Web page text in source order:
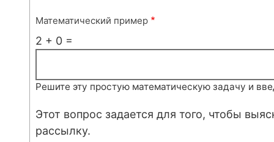
Математический пример
2 + 0 =
Решите эту простую математическую задачу и
Этот вопрос задается для того, чтобы
рассылку.